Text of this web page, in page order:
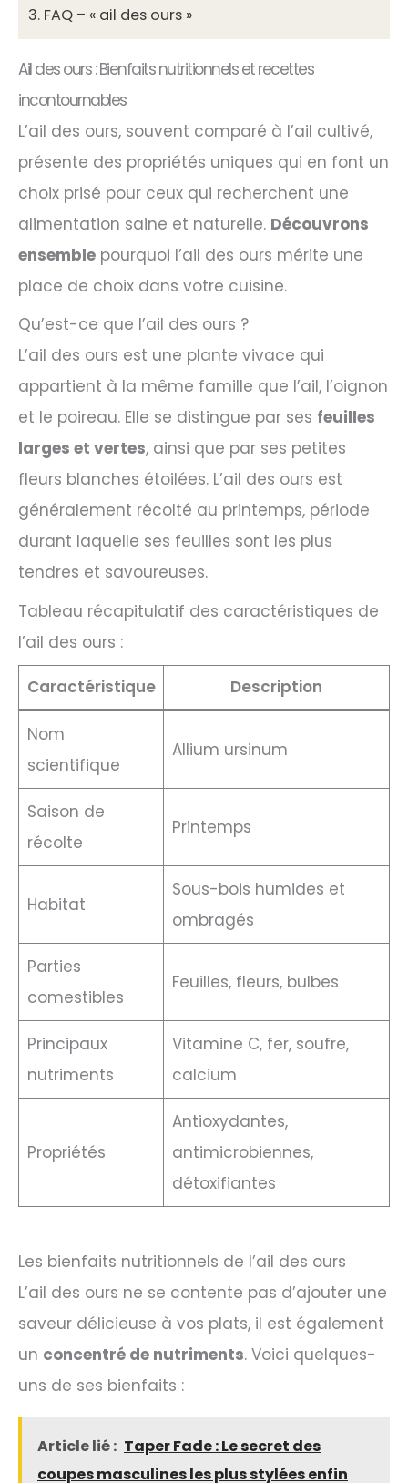
3. FAQ – « ail des ours »
Ail des ours : Bienfaits nutritionnels et recettes
incontournables
L’ail des ours, souvent comparé à l’ail cultivé,
présente des propriétés uniques qui en font un
choix prisé pour ceux qui recherchent une
alimentation saine et naturelle. Découvrons
ensemble pourquoi l’ail des ours mérite une
place de choix dans votre cuisine.
Qu’est-ce que l’ail des ours ?
L’ail des ours est une plante vivace qui
appartient à la même famille que l’ail, l’oignon
et le poireau. Elle se distingue par ses feuilles
larges et vertes, ainsi que par ses petites
fleurs blanches étoilées. L’ail des ours est
généralement récolté au printemps, période
durant laquelle ses feuilles sont les plus
tendres et savoureuses.
Tableau récapitulatif des caractéristiques de
l’ail des ours :
Caractéristique Description
Nom
scientifique
Allium ursinum
Saison de
récolte
Printemps
Habitat
Sous-bois humides et
ombragés
Parties
comestibles
Feuilles, fleurs, bulbes
Principaux
nutriments
Vitamine C, fer, soufre,
calcium
Propriétés
Antioxydantes,
antimicrobiennes,
détoxifiantes
Les bienfaits nutritionnels de l’ail des ours
L’ail des ours ne se contente pas d’ajouter une
saveur délicieuse à vos plats, il est également
un concentré de nutriments. Voici quelques-
uns de ses bienfaits :
Article lié : Taper Fade : Le secret des
coupes masculines les plus stylées enfin